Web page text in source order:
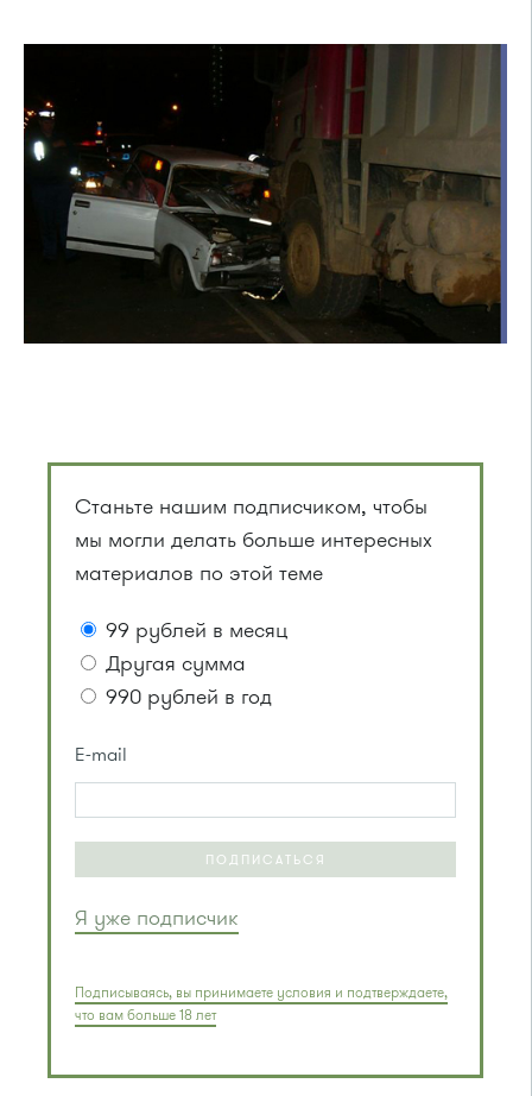
Станьте нашим подписчиком, чтобы
мы могли делать больше интересных
материалов по этой теме
99 рублей в месяц
Другая сумма
990 рублей в год
E-mail
ПОДПИСАТЬСЯ
Я уже подписчик
Подписываясь, вы принимаете условия и подтверждаете,
что вам больше 18 лет